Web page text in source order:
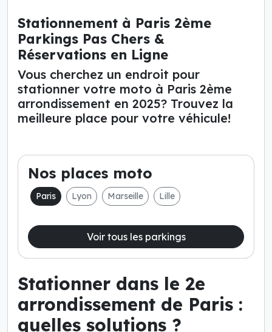
Stationnement à Paris 2ème
Parkings Pas Chers &
Réservations en Ligne
Vous cherchez un endroit pour
stationner votre moto à Paris 2ème
arrondissement en 2025? Trouvez la
meilleure place pour votre véhicule!
Nos places moto
Paris Lyon Marseille Lille
Voir tous les parkings
Stationner dans le 2e
arrondissement de Paris :
quelles solutions ?